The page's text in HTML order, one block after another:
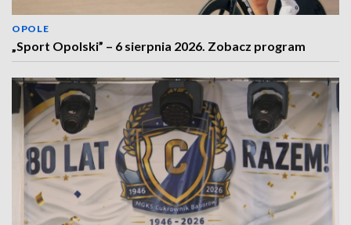
OPOLE
„Sport Opolski” – 6 sierpnia 2026. Zobacz program